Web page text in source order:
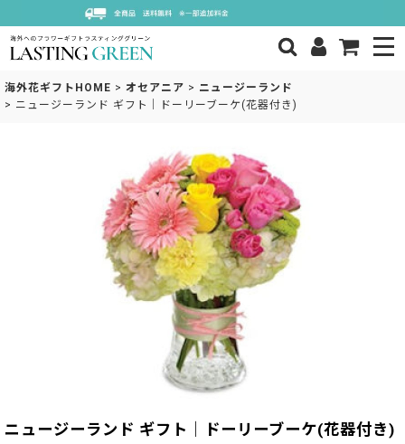
海外花ギフトHOME > オセアニア > ニュージーランド
> ニュージーランド ギフト｜ドーリーブーケ(花器付き)
ニュージーランド ギフト｜ドーリーブーケ(花器付き)